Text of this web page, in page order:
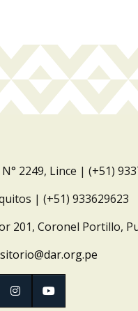
2249, Lince | (+51)
| (+51) 933629623
201, Coronel Portillo,